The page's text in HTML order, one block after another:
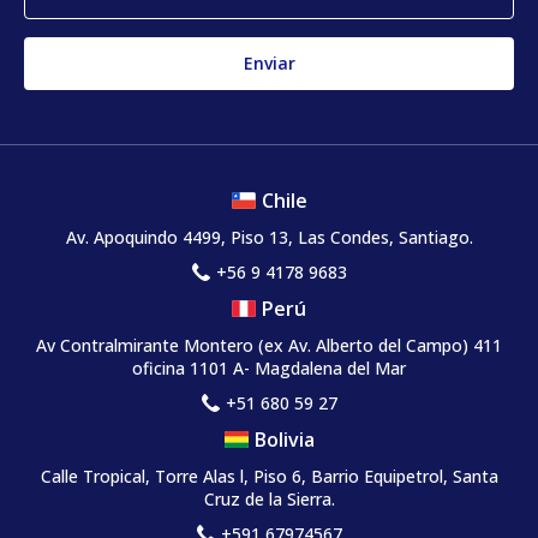
Chile
Av. Apoquindo 4499, Piso 13, Las Condes, Santiago.
+56 9 4178 9683
Perú
Av Contralmirante Montero (ex Av. Alberto del Campo) 411
oficina 1101 A- Magdalena del Mar
+51 680 59 27
Bolivia
Calle Tropical, Torre Alas l, Piso 6, Barrio Equipetrol, Santa
Cruz de la Sierra.